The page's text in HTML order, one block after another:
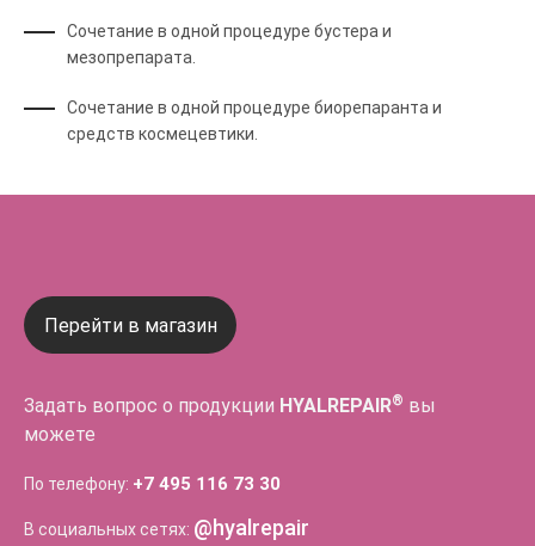
Сочетание в одной процедуре бустера и
мезопрепарата.
Cочетание в одной процедуре биорепаранта и
средств космецевтики.
Перейти в магазин
Задать вопрос о продукции HYALREPAIR® вы
можете
По телефону: +7 495 116 73 30
В социальных сетях: @hyalrepair